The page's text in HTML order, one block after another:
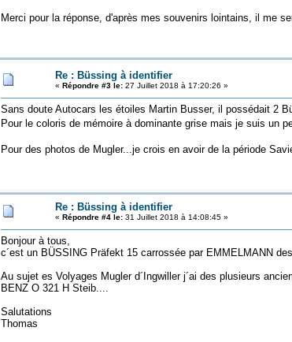
Merci pour la réponse, d'après mes souvenirs lointains, il me
Re : Büssing à identifier
« Répondre #3 le:27 Juillet 2018 à 17:20:26 »
Sans doute Autocars les étoiles Martin Busser, il possédait 2
Pour le coloris de mémoire à dominante grise mais je suis un
Pour des photos de Mugler...je crois en avoir de la période
Re : Büssing à identifier
« Répondre #4 le:31 Juillet 2018 à 14:08:45 »
Bonjour à tous,
c´est un BÜSSING Präfekt 15 carrossée par EMMELMANN
Au sujet es Volyages Mugler d´Ingwiller j´ai des plusieurs
BENZ O 321 H Steib....
Salutations
Thomas